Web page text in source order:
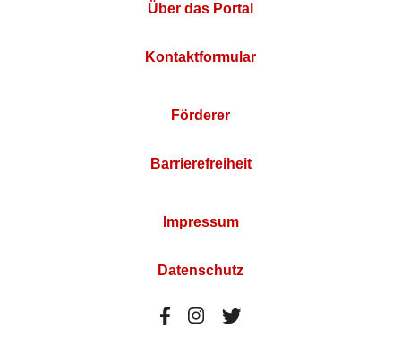
Über das Portal
Kontaktformular
Förderer
Barrierefreiheit
Impressum
Datenschutz